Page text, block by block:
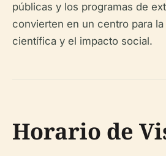
públicas y los programas de
convierten en un centro para
científica y el impacto social.
Horario de